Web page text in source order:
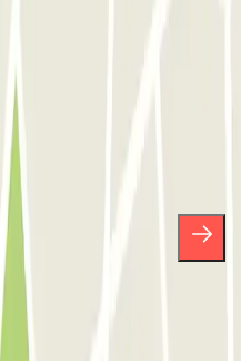
e rimani
e tante
sulla Privacy per ricevere
Senza alcun impegno,
dalla stessa newsletter.